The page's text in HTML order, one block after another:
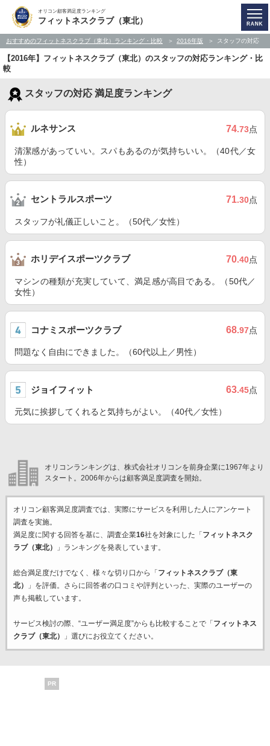
オリコン顧客満足度ランキング
フィットネスクラブ（東北）
おすすめのフィットネスクラブ（東北）ランキング・比較 2016年版 スタッフの対応
【2016年】フィットネスクラブ（東北）のスタッフの対応ランキング・比
較
スタッフの対応 満足度ランキング
ルネサンス 74.73点
清潔感があっていい。スパもあるのが気持ちいい。（40代／女
性）
セントラルスポーツ 71.30点
スタッフが礼儀正しいこと。（50代／女性）
ホリデイスポーツクラブ 70.40点
マシンの種類が充実していて、満足感が高目である。（50代／
女性）
コナミスポーツクラブ 68.97点
問題なく自由にできました。（60代以上／男性）
ジョイフィット 63.45点
元気に挨拶してくれると気持ちがよい。（40代／女性）
オリコンランキングは、株式会社オリコンを前身企業に1967年より
スタート。2006年からは顧客満足度調査を開始。
オリコン顧客満足度調査では、実際にサービスを利用した 人にアンケート
調査を実施。
満足度に関する回答を基に、調査企業16社を対象にした「 フィットネスク
ラブ（東北）
」ランキングを発表しています。
総合満足度だけでなく、様々な切り口から「 フィットネスクラブ（東
北）
」を評価。さらに回答者の口コミや評判といった、実際のユーザーの
声も掲載しています。
サービス検討の際、“ユーザー満足度”からも比較することで「 フィットネス
クラブ（東北）
」選びにお役立てください。
PR